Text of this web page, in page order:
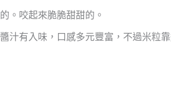
。咬起來脆脆甜甜的。
汁有入味，口感多元豐富，不過米粒